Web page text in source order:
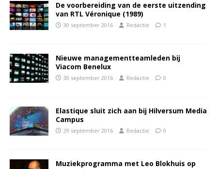
De voorbereiding van de eerste uitzending
van RTL Véronique (1989)
30 september 2016 Redactie 1
Nieuwe managementteamleden bij
Viacom Benelux
30 september 2016 Redactie 0
Elastique sluit zich aan bij Hilversum Media
Campus
29 september 2016 Redactie 0
Muziekprogramma met Leo Blokhuis op